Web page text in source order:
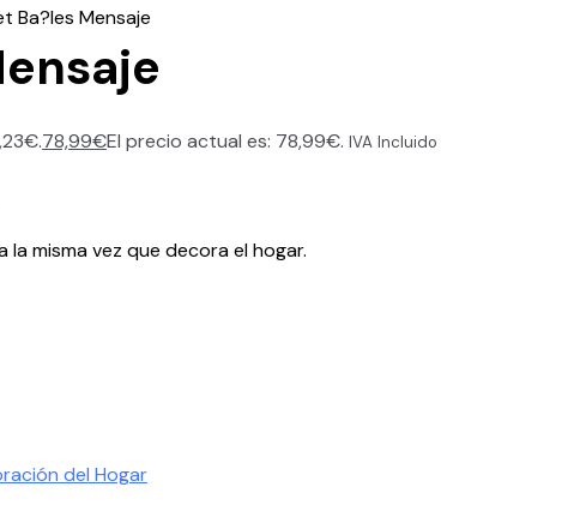
Ba?les Mensaje
78,99€El precio actual es: 78,99€. IVA Incluido
misma vez que decora el hogar.
del Hogar